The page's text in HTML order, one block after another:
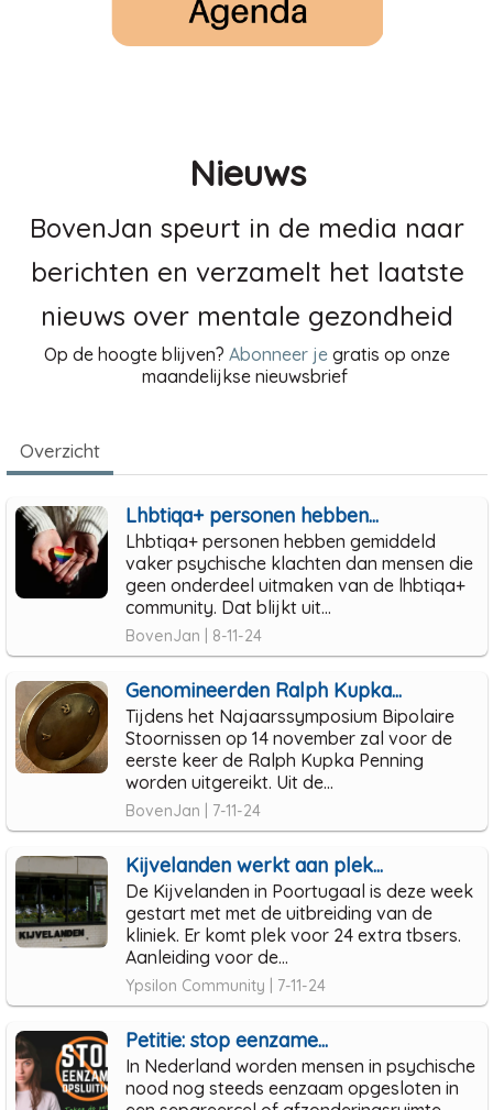
Nieuws
BovenJan speurt in de media naar
berichten en verzamelt het laatste
nieuws over mentale gezondheid
Op de hoogte blijven? Abonneer je gratis op onze
maandelijkse nieuwsbrief
Overzicht
Lhbtiqa+ personen hebben...
Lhbtiqa+ personen hebben gemiddeld
vaker psychische klachten dan mensen die
geen onderdeel uitmaken van de lhbtiqa+
community. Dat blijkt uit...
BovenJan | 8-11-24
Genomineerden Ralph Kupka...
Tijdens het Najaarssymposium Bipolaire
Stoornissen op 14 november zal voor de
eerste keer de Ralph Kupka Penning
worden uitgereikt. Uit de...
BovenJan | 7-11-24
Kijvelanden werkt aan plek...
De Kijvelanden in Poortugaal is deze week
gestart met met de uitbreiding van de
kliniek. Er komt plek voor 24 extra tbsers.
Aanleiding voor de...
Ypsilon Community | 7-11-24
Petitie: stop eenzame...
In Nederland worden mensen in psychische
nood nog steeds eenzaam opgesloten in